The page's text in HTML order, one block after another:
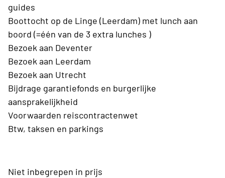
guides
Boottocht op de Linge (Leerdam) met lunch aan
boord (=één van de 3 extra lunches )
Bezoek aan Deventer
Bezoek aan Leerdam
Bezoek aan Utrecht
Bijdrage garantiefonds en burgerlijke
aansprakelijkheid
Voorwaarden reiscontractenwet
Btw, taksen en parkings
Niet inbegrepen in prijs